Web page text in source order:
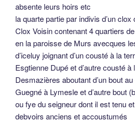
absente leurs hoirs etc
la quarte partie par indivis d’un
Clox Voisin contenant 4 quartiers
en la paroisse de Murs avecques
d’iceluy joignant d’un cousté à la
Esgtienne Dupé et d’autre cousté
Desmazières aboutant d’un bout
Guegné à Lymesle et d’autre bout
ou fye du seigneur dont il est tenu
debvoirs anciens et accoustumés